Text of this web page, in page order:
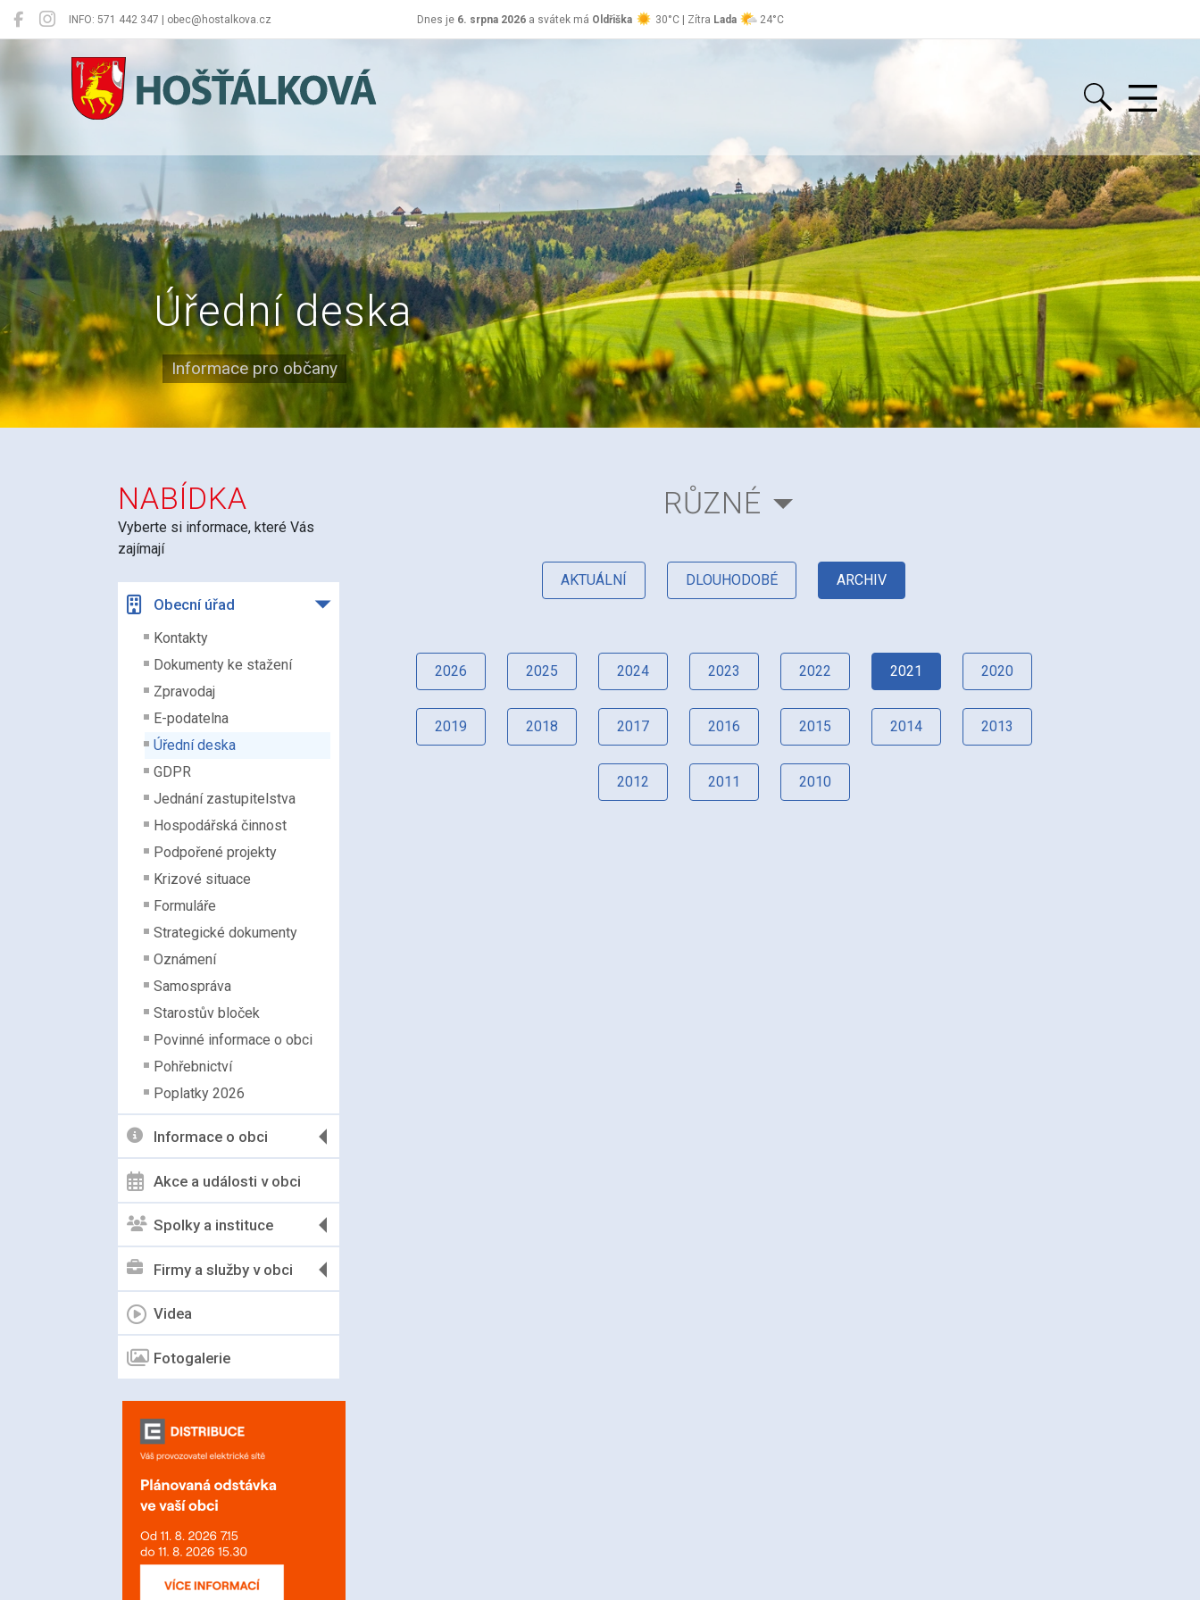
INFO: 571 442 347 | obec@hostalkova.cz Dnes je 6. srpna 2026a svátek má Oldřiška 30°C | Zítra Lada 24°C
Hošťálková
Úřední deska
Informace pro občany
NABÍDKA
Vyberte si informace, které Vás
zajímají
Obecní úřad
Kontakty
Dokumenty ke stažení
Zpravodaj
E-podatelna
Úřední deska
GDPR
Jednání zastupitelstva
Hospodářská činnost
Podpořené projekty
Krizové situace
Formuláře
Strategické dokumenty
Oznámení
Samospráva
Starostův bloček
Povinné informace o obci
Pohřebnictví
Poplatky 2026
Informace o obci
Akce a události v obci
Spolky a instituce
Firmy a služby v obci
Videa
Fotogalerie
RŮZNÉ
AKTUÁLNÍ DLOUHODOBÉ ARCHIV
2026 2025 2024 2023 2022 2021 2020
2019 2018 2017 2016 2015 2014 2013
2012 2011 2010